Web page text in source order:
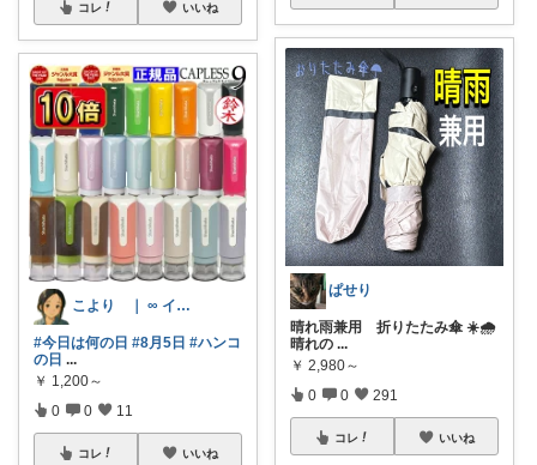
コレ いいね
こより ｜ ∞ イヤイライケレ ∞
#今日は何の日 #8月5日 #ハンコ
の日 ...
￥ 1,200～
0 0 11
コレ いいね
ぱせり
晴れ雨兼用 折りたたみ傘 ☀️🌧️
晴れの ...
￥ 2,980～
0 0 291
コレ いいね